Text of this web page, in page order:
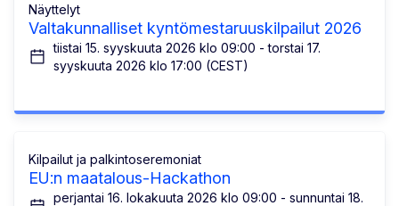
Näyttelyt
Valtakunnalliset kyntömestaruuskilpailut 2026
tiistai 15. syyskuuta 2026 klo 09:00 - torstai 17.
syyskuuta 2026 klo 17:00 (CEST)
Kilpailut ja palkintoseremoniat
EU:n maatalous-Hackathon
perjantai 16. lokakuuta 2026 klo 09:00 - sunnuntai 18.